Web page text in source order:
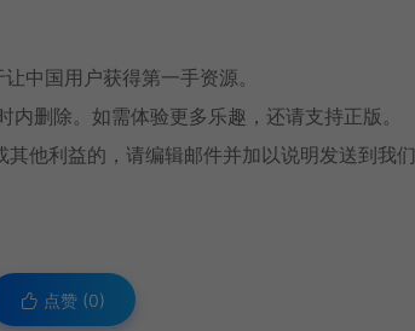
中国用户获得第一手资源。
删除。如需体验更多乐趣，还请支持正版。
他利益的，请编辑邮件并加以说明发送到我们
点赞 (0)